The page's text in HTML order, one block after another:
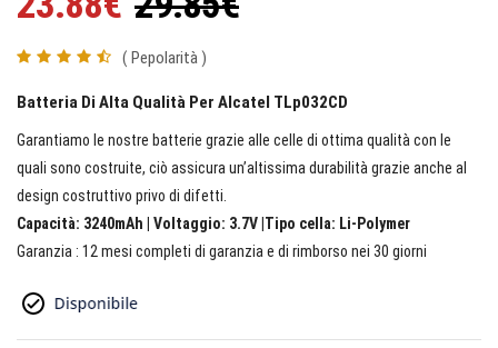
( Pepolarità )
Batteria Di Alta Qualità Per Alcatel TLp032CD
Garantiamo le nostre batterie grazie alle celle di ottima qualità con le
quali sono costruite, ciò assicura un’altissima durabilità grazie anche al
design costruttivo privo di difetti.
Capacità: 3240mAh | Voltaggio: 3.7V |Tipo cella: Li-Polymer
Garanzia : 12 mesi completi di garanzia e di rimborso nei 30 giorni